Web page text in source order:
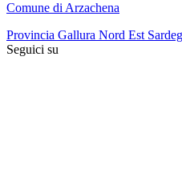
Comune di Arzachena
Provincia Gallura Nord Est
Seguici su